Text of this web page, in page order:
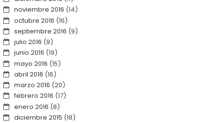
noviembre 2016 (14)
octubre 2016 (16)
septiembre 2016 (9)
julio 2016 (9)
junio 2016 (19)
mayo 2016 (15)
abril 2016 (16)
marzo 2016 (20)
febrero 2016 (17)
enero 2016 (8)
diciembre 2015 (18)